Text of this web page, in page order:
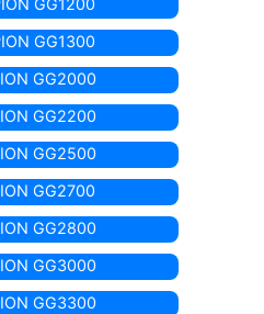
GG1200
GG1300
GG2000
GG2200
GG2500
GG2700
GG2800
GG3000
GG3300